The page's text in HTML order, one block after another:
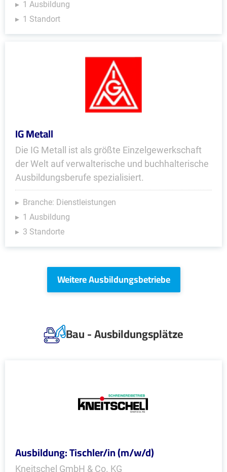
1 Ausbildung
1 Standort
IG Metall
Die IG Metall ist als größte Einzelgewerkschaft
der Welt auf verwalterische und buchhalterische
Ausbildungsberufe spezialisiert.
Branche: Dienstleistungen
1 Ausbildung
3 Standorte
Weitere Ausbildungsbetriebe
Bau - Ausbildungsplätze
Ausbildung: Tischler/in (m/w/d)
Kneitschel GmbH & Co. KG